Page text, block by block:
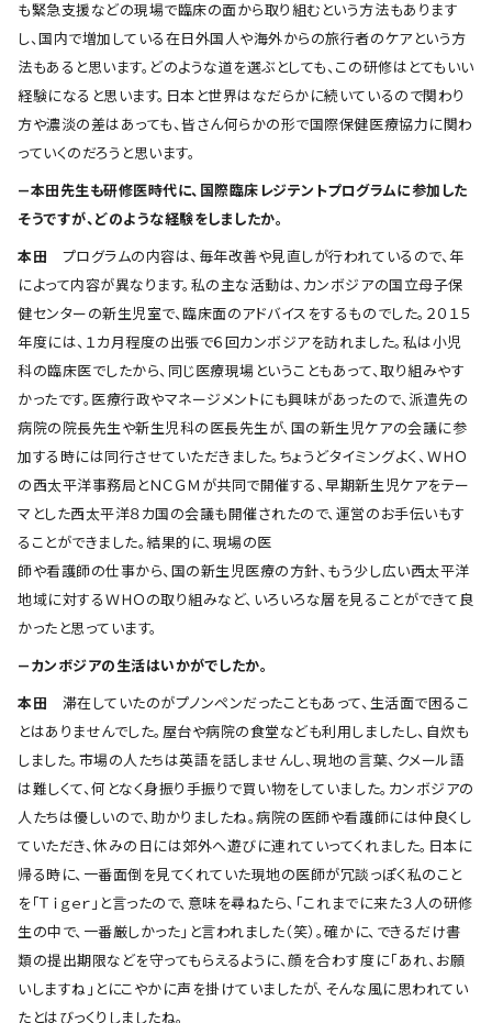
も緊急支援などの現場で臨床の面から取り組むという方法もあります
し、国内で増加している在日外国人や海外からの旅行者のケアという方
法もあると思います。どのような道を選ぶとしても、この研修はとてもいい
経験になると思います。日本と世界はなだらかに続いているので関わり
方や濃淡の差はあっても、皆さん何らかの形で国際保健医療協力に関わ
っていくのだろうと思います。
―本田先生も研修医時代に、国際臨床レジテントプログラムに参加した
そうですが、どのような経験をしましたか。
本田
プログラムの内容は、毎年改善や見直しが行われているので、年
によって内容が異なります。私の主な活動は、カンボジアの国立母子保
健センターの新生児室で、臨床面のアドバイスをするものでした。２０１５
年度には、１カ月程度の出張で６回カンボジアを訪れました。私は小児
科の臨床医でしたから、同じ医療現場ということもあって、取り組みやす
かったです。医療行政やマネージメントにも興味があったので、派遣先の
病院の院長先生や新生児科の医長先生が、国の新生児ケアの会議に参
加する時には同行させていただきました。ちょうどタイミングよく、ＷＨＯ
の西太平洋事務局とＮＣＧＭが共同で開催する、早期新生児ケアをテー
マとした西太平洋８カ国の会議も開催されたので、運営のお手伝いもす
ることができました。結果的に、現場の医
師や看護師の仕事から、国の新生児医療の方針、もう少し広い西太平洋
地域に対するＷＨＯの取り組みなど、いろいろな層を見ることができて良
かったと思っています。
―カンボジアの生活はいかがでしたか。
本田
滞在していたのがプノンペンだったこともあって、生活面で困るこ
とはありませんでした。屋台や病院の食堂なども利用しましたし、自炊も
しました。市場の人たちは英語を話しませんし、現地の言葉、クメール語
は難しくて、何となく身振り手振りで買い物をしていました。カンボジアの
人たちは優しいので、助かりましたね。病院の医師や看護師には仲良くし
ていただき、休みの日には郊外へ遊びに連れていってくれました。日本に
帰る時に、一番面倒を見てくれていた現地の医師が冗談っぽく私のこと
を「Ｔｉｇｅｒ」と言ったので、意味を尋ねたら、「これまでに来た３人の研修
生の中で、一番厳しかった」と言われました（笑）。確かに、できるだけ書
類の提出期限などを守ってもらえるように、顔を合わす度に「あれ、お願
いしますね」とにこやかに声を掛けていましたが、そんな風に思われてい
たとはびっくりしましたね。